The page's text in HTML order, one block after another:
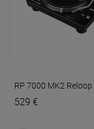
RP 7000 MK2 Reloop
529 €